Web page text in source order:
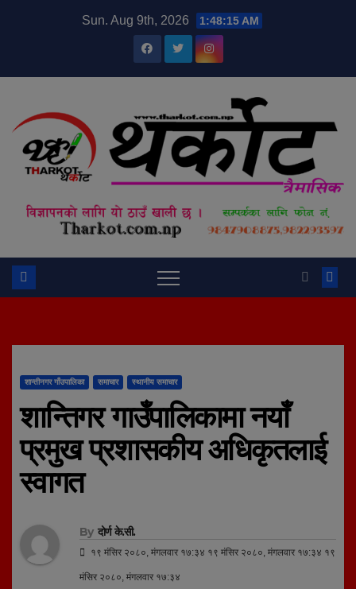
Sun. Aug 9th, 2026 1:48:16 AM
शान्तीनगर गाँउपालिका समाचार स्थानीय समाचार
शान्तिगर गाउँपालिकामा नयाँ
प्रमुख प्रशासकीय अधिकृतलाई
स्वागत
By दोर्ण के.सी.
१९ मंसिर २०८०, मंगलवार १७:३४ १९ मंसिर २०८०, मंगलवार १७:३४ १९
मंसिर २०८०, मंगलवार १७:३४
modal-check